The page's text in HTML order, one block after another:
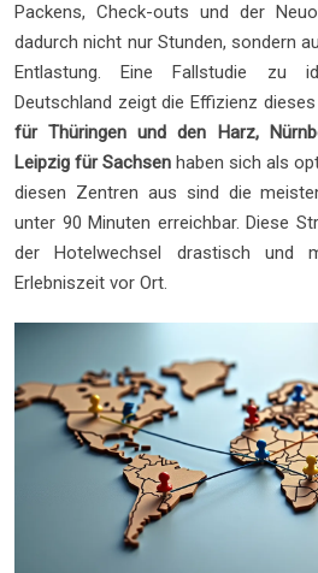
Packens, Check-outs und der
dadurch nicht nur Stunden, sondern
Entlastung. Eine Fallstudie zu
Deutschland zeigt die Effizienz
für Thüringen und den Harz,
Leipzig für Sachsen haben sich als
diesen Zentren aus sind die
unter 90 Minuten erreichbar. Diese
der Hotelwechsel drastisch und
Erlebniszeit vor Ort.